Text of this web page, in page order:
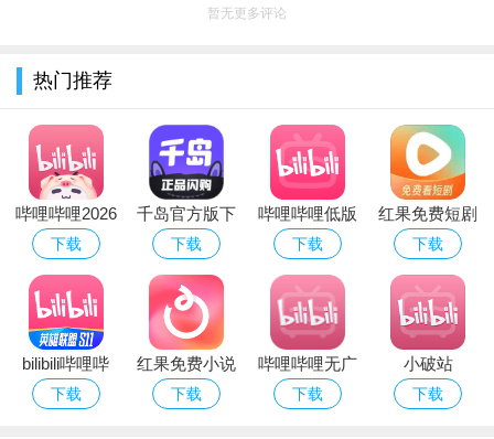
自己的好友
暂无更多评论
热门推荐
哔哩哔哩2026
无广告版app
下载
千岛官方版下
载安装最新版
本2026
下载
哔哩哔哩低版
本app下载
2026最新版
下载
红果免费短剧
app官方正版
下载2026最新
版本
下载
bilibili哔哩哔
哩官方版客户
下载
红果免费小说
阅读手机app
下载
哔哩哔哩无广
告精简版下载
下载
小破站
APP(哔哩哔
下载